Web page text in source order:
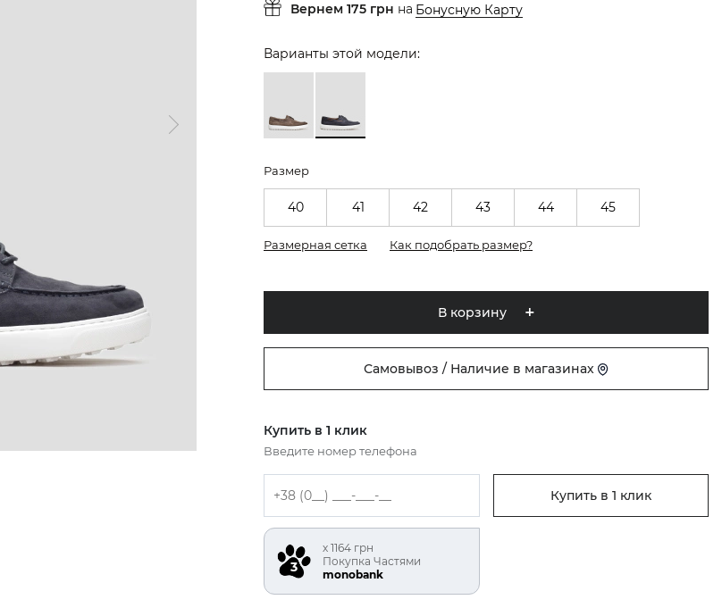
Вернем 175 грн на Бонусную Карту
Варианты этой модели:
Размер
40 41 42 43 44 45
Размерная сетка Как подобрать размер?
В корзину
Самовывоз / Наличие в магазинах
Купить в 1 клик
Введите номер телефона
Купить в 1 клик
х 1164 грн
Покупка Частями
monobank